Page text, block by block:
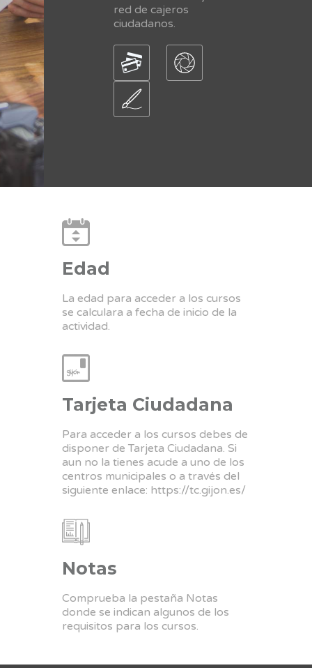
red de cajeros
ciudadanos.
Edad
La edad para acceder a los cursos
se calculara a fecha de inicio de la
actividad.
Tarjeta Ciudadana
Para acceder a los cursos debes de
disponer de Tarjeta Ciudadana. Si
aun no la tienes acude a uno de los
centros municipales o a través del
siguiente enlace: https://tc.gijon.es/
Notas
Comprueba la pestaña Notas
donde se indican algunos de los
requisitos para los cursos.